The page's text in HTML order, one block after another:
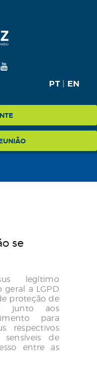
PT| EN
se
legítimo
a LGPD
proteção de
junto aos
para
respectivos
sensíveis de
entre as